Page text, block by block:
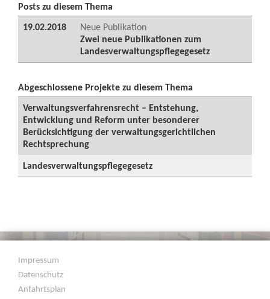
Posts zu diesem Thema
19.02.2018
Neue Publikation
Zwei neue Publikationen zum
Landesverwaltungspflegegesetz
Abgeschlossene Projekte zu diesem Thema
Verwaltungsverfahrensrecht – Entstehung,
Entwicklung und Reform unter besonderer
Berücksichtigung der verwaltungsgerichtlichen
Rechtsprechung
Landesverwaltungspflegegesetz
Impressum
Datenschutz
Anfahrtsplan